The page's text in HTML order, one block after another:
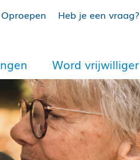
Oproepen Heb je een vraag?
Word vrijwilliger